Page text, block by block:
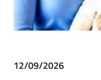
12/09/2026